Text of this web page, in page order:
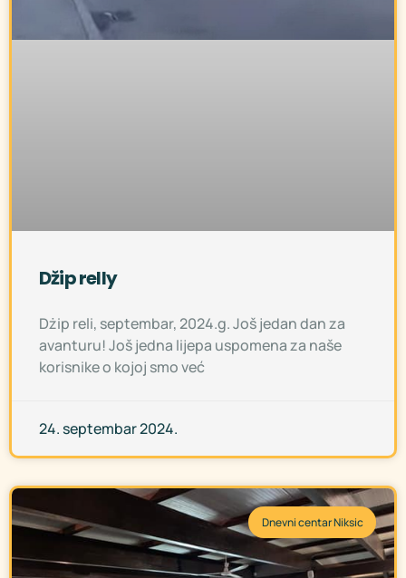
Džip relly
Dżip reli, septembar, 2024.g. Još jedan dan za
avanturu! Još jedna lijepa uspomena za naše
korisnike o kojoj smo već
24. septembar 2024.
Dnevni centar Niksic